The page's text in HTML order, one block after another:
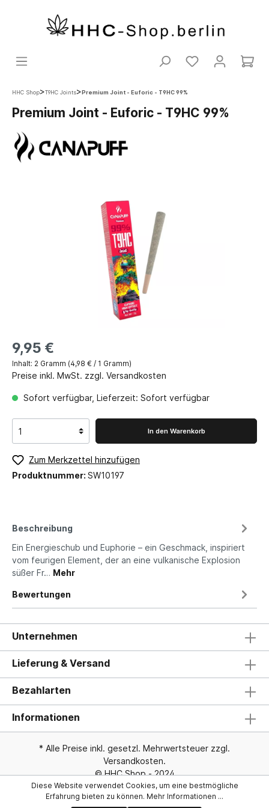
HHC Shop>T9HC Joints> Premium Joint - Euforic - T9HC 99%
Premium Joint - Euforic - T9HC 99%
9,95 €
Inhalt: 2 Gramm (4,98 € / 1 Gramm)
Preise inkl. MwSt. zzgl. Versandkosten
Sofort verfügbar, Lieferzeit: Sofort verfügbar
In den Warenkorb
Zum Merkzettel hinzufügen
Produktnummer: SW10197
Beschreibung
Ein Energieschub und Euphorie – ein Geschmack, inspiriert
vom feurigen Element, der an eine vulkanische Explosion
süßer Fr… Mehr
Bewertungen
Unternehmen
Lieferung & Versand
Bezahlarten
Informationen
* Alle Preise inkl. gesetzl. Mehrwertsteuer zzgl.
Versandkosten.
© HHC Shop - 2024
Diese Website verwendet Cookies, um eine bestmögliche
Erfahrung bieten zu können. Mehr Informationen ...